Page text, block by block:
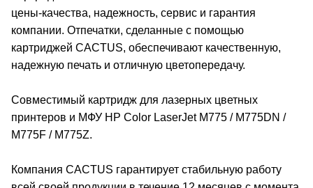
цены-качества, надежность, сервис и гарантия
компании. Отпечатки, сделанные с помощью
картриджей CACTUS, обеспечивают качественную,
надежную печать и отличную цветопередачу.
Совместимый картридж для лазерных цветных
принтеров и МФУ HP Color LaserJet M775 / M775DN /
M775F / M775Z.
Компания CACTUS гарантирует стабильную работу